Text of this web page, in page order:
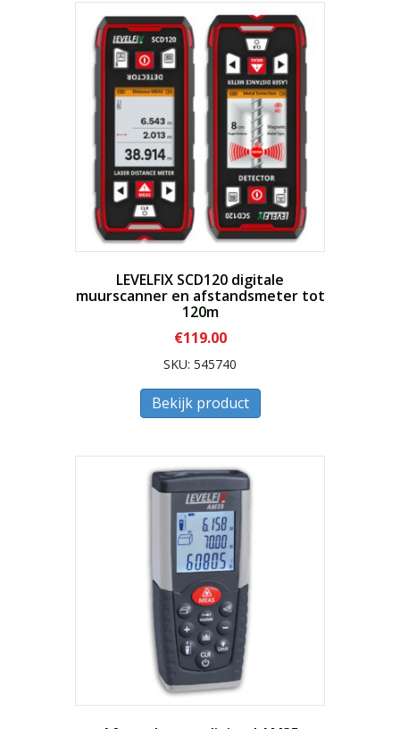
LEVELFIX SCD120 digitale
muurscanner en afstandsmeter tot
120m
€119.00
SKU: 545740
Bekijk product